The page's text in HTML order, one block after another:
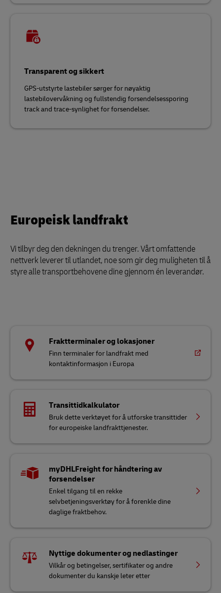
Transparent og sikkert
GPS-utstyrte lastebiler sørger for nøyaktig
lastebilovervåkning og fullstendig forsendelsessporing
track and trace-synlighet for forsendelser.
Europeisk landfrakt
Vi tilbyr deg den dekningen du trenger. Vårt omfattende
nettverk leverer til utlandet, noe som gir deg muligheten til å
styre alle transportbehovene dine gjennom én leverandør.
Fraktterminaler og lokasjoner
Finn terminaler for landfrakt med
kontaktinformasjon i Europa
Transittidkalkulator
Bruk dette verktøyet for å utforske transittider
for europeiske landfrakttjenester.
myDHLFreight for håndtering av
forsendelser
Enkel tilgang til en rekke
selvbetjeningsverktøy for å forenkle dine
daglige fraktbehov.
Nyttige dokumenter og nedlastinger
Vilkår og betingelser, sertifikater og andre
dokumenter du kanskje leter etter